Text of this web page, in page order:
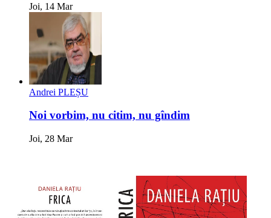
Joi, 14 Mar
Andrei PLEȘU
Noi vorbim, nu citim, nu gîndim
Joi, 28 Mar